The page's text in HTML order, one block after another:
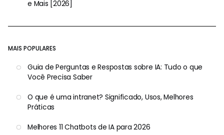
e Mais [2026]
MAIS POPULARES
Guia de Perguntas e Respostas sobre IA: Tudo o que
Você Precisa Saber
O que é uma intranet? Significado, Usos, Melhores
Práticas
Melhores 11 Chatbots de IA para 2026